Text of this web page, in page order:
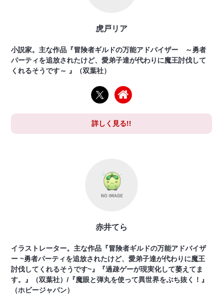
虎戸リア
小説家。主な作品『冒険者ギルドの万能アドバイザー ～勇者
パーティを追放されたけど、愛弟子達が代わりに魔王討伐して
くれるそうです～ 』（双葉社）
詳しく見る!!
赤井てら
イラストレーター。主な作品『冒険者ギルドの万能アドバイザ
ー ~勇者パーティを追放されたけど、愛弟子達が代わりに魔王
討伐してくれるそうです~』『過疎ゲーが現実化して萎えてま
す。』（双葉社）/『魔眼と弾丸を使って異世界をぶち抜く！』
（ホビージャパン）